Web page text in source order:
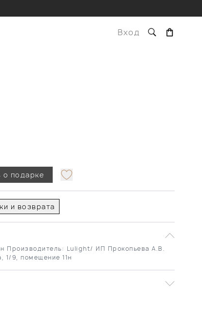
Вход
о подарке
и возврата
Производитель: Lulight/ ИП Прокопьева А.В.
1/9, помещение 11н